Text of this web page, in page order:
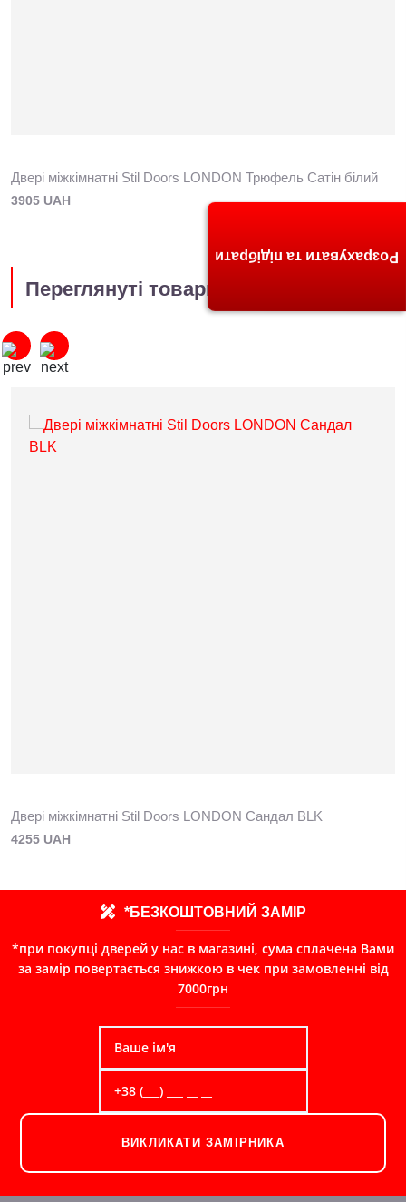
Двері міжкімнатні Stil Doors LONDON Трюфель Сатін білий
3905 UAH
Переглянуті товари
Двері міжкімнатні Stil Doors LONDON Сандал BLK
4255 UAH
*БЕЗКОШТОВНИЙ ЗАМІР
*при покупці дверей у нас в магазині, сума сплачена Вами
за замір повертається знижкою в чек при замовленні від
7000грн
ВИКЛИКАТИ ЗАМІРНИКА
Розрахувати та підібрати